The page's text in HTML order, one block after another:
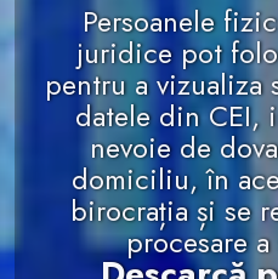
Persoanele
juridice pot
pentru a vizualiza
datele din CEI,
nevoie de
domiciliu, în
birocrația și se
procesare